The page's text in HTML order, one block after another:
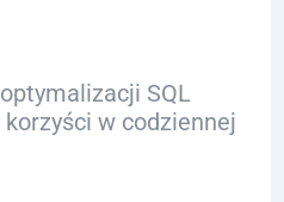
SQL
w codziennej